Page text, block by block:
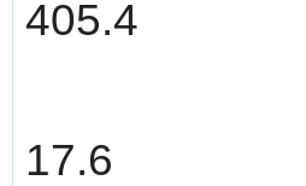
405.4
17.6